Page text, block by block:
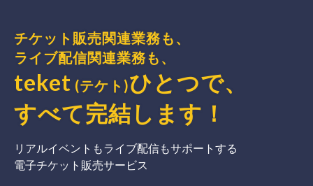
チケット販売関連業務も、
ライブ配信関連業務も、
teket (テケト)ひとつで、
すべて完結 します ！
リアルイベントもライブ配信もサポートする
電子チケット販売サービス